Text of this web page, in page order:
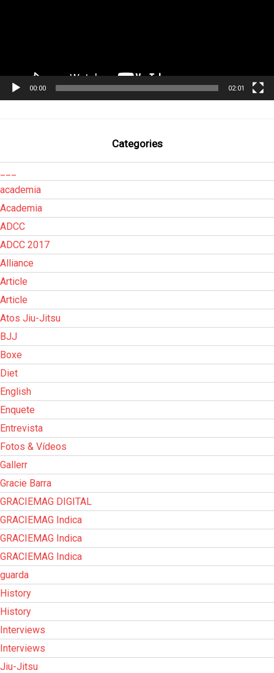
00:00 02:01
Categories
academia
Academia
ADCC
ADCC 2017
Alliance
Article
Article
Atos Jiu-Jitsu
BJJ
Boxe
Diet
English
Enquete
Entrevista
Fotos & Vídeos
Gallerr
Gracie Barra
GRACIEMAG DIGITAL
GRACIEMAG Indica
GRACIEMAG Indica
GRACIEMAG Indica
guarda
History
History
Interviews
Interviews
Jiu-Jitsu